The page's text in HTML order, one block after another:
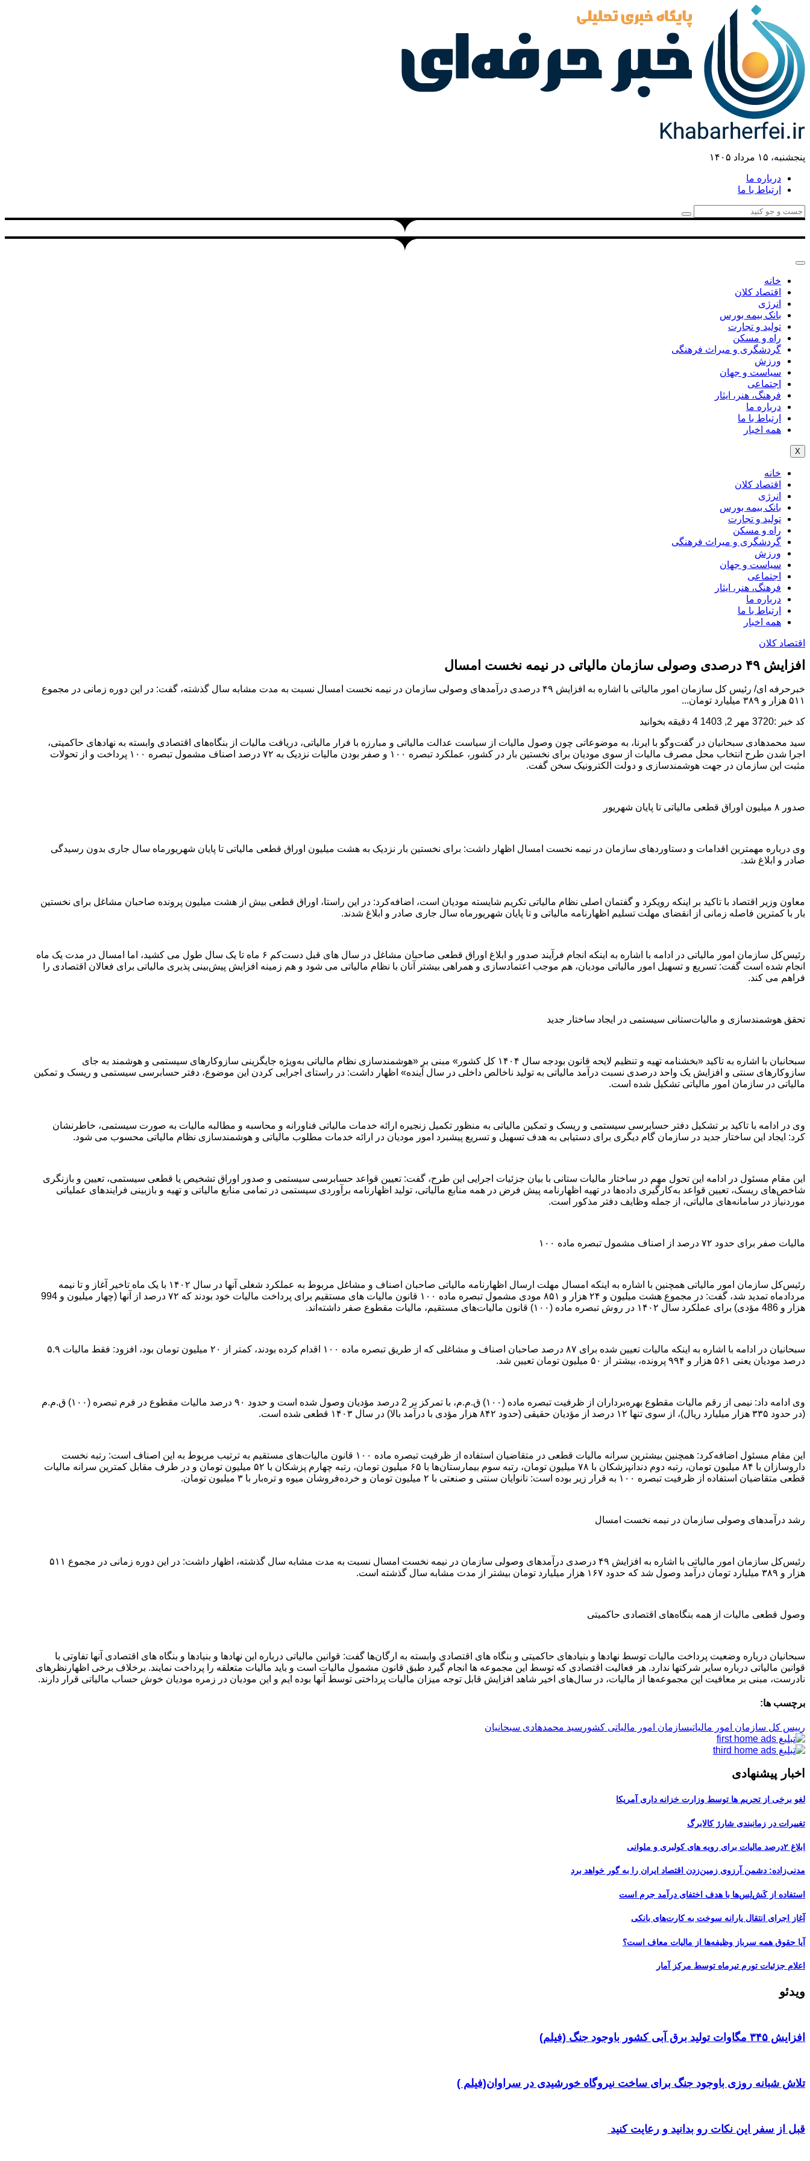
پنجشنبه، ۱۵ مرداد ۱۴۰۵
درباره ما
ارتباط با ما
خانه
اقتصاد کلان
انرژی
بانک بیمه بورس
تولید و تجارت
راه و مسکن
گردشگری و میراث فرهنگی
ورزش
سیاست و جهان
اجتماعی
فرهنگ، هنر، ایثار
درباره ما
ارتباط با ما
همه اخبار
X
خانه
اقتصاد کلان
انرژی
بانک بیمه بورس
تولید و تجارت
راه و مسکن
گردشگری و میراث فرهنگی
ورزش
سیاست و جهان
اجتماعی
فرهنگ، هنر، ایثار
درباره ما
ارتباط با ما
همه اخبار
اقتصاد کلان
افزایش ۴۹ درصدی وصولی سازمان مالیاتی در نیمه نخست امسال
خبرحرفه ای/ رئیس ‌کل سازمان امور مالیاتی با اشاره به افزایش ۴۹ درصدی درآمدهای وصولی سازمان در نیمه نخست امسال نسبت به مدت مشابه سال گذشته، گفت: در این دوره زمانی در مجموع
۵۱۱ هزار و ۳۸۹ میلیارد تومان...
کد خبر :3720 مهر 2, 1403 4 دقیقه بخوانید
سید محمدهادی سبحانیان در گفت‌وگو با ایرنا، به موضوعاتی چون وصول مالیات از سیاست عدالت مالیاتی و مبارزه با فرار مالیاتی، دریافت مالیات از بنگاه‌های اقتصادی وابسته به نهادهای حاکمیتی،
اجرا شدن طرح انتخاب محل مصرف مالیات از سوی مودیان برای نخستین بار در کشور، عملکرد تبصره ۱۰۰ و صفر بودن مالیات نزدیک به ۷۲ درصد اصناف مشمول تبصره ۱۰۰ پرداخت و از تحولات
مثبت این سازمان در جهت هوشمندسازی و دولت الکترونیک سخن گفت.
صدور ۸ میلیون اوراق قطعی مالیاتی تا پایان شهریور
وی درباره مهمترین اقدامات و دستاوردهای سازمان در نیمه نخست امسال اظهار داشت: برای نخستین بار نزدیک به هشت میلیون اوراق قطعی مالیاتی تا پایان شهریورماه سال جاری بدون رسیدگی
صادر و ابلاغ شد.
معاون وزیر اقتصاد با تاکید بر اینکه رویکرد و گفتمان اصلی نظام مالیاتی تکریم شایسته مودیان است، اضافه‌کرد: در این راستا، اوراق قطعی بیش از هشت میلیون پرونده صاحبان مشاغل برای نخستین
بار با کمترین فاصله زمانی از انقضای مهلت تسلیم اظهارنامه مالیاتی و تا پایان شهریورماه سال جاری صادر و ابلاغ شدند.
رئیس‌کل سازمان امور مالیاتی در ادامه با اشاره به اینکه انجام فرآیند صدور و ابلاغ اوراق قطعی صاحبان مشاغل در سال های قبل دست‌کم ۶ ماه تا یک سال طول می کشید، اما امسال در مدت یک ماه
انجام شده است گفت: تسریع و تسهیل امور مالیاتی مودیان، هم موجب اعتمادسازی و همراهی بیشتر آنان با نظام مالیاتی می شود و هم زمینه افزایش پیش‌بینی پذیری مالیاتی برای فعالان اقتصادی را
فراهم می کند.
تحقق هوشمندسازی و مالیات‌ستانی سیستمی در ایجاد ساختار جدید
سبحانیان با اشاره به تاکید «بخشنامه تهیه و تنظیم لایحه قانون بودجه سال ۱۴۰۴ کل کشور» مبنی بر «هوشمندسازی نظام مالیاتی به‌ویژه جایگزینی سازوکارهای سیستمی و هوشمند به جای
سازوکارهای سنتی و افزایش یک واحد درصدی نسبت درآمد مالیاتی به تولید ناخالص داخلی در سال آینده» اظهار داشت: در راستای اجرایی کردن این موضوع، دفتر حسابرسی سیستمی و ریسک و تمکین
مالیاتی در سازمان امور مالیاتی تشکیل شده است.
وی در ادامه با تاکید بر تشکیل دفتر حسابرسی سیستمی و ریسک و تمکین مالیاتی به منظور تکمیل زنجیره ارائه خدمات مالیاتی فناورانه و محاسبه و مطالبه مالیات به صورت سیستمی، خاطرنشان
کرد: ایجاد این ساختار جدید در سازمان گام دیگری برای دستیابی به هدف تسهیل و تسریع پیشبرد امور مودیان در ارائه خدمات مطلوب مالیاتی و هوشمندسازی نظام مالیاتی محسوب می شود.
این مقام مسئول در ادامه این تحول مهم در ساختار مالیات ستانی با بیان جزئیات اجرایی این طرح، گفت: تعیین قواعد حسابرسی سیستمی و صدور اوراق تشخیص یا قطعی سیستمی، تعیین و بازنگری
شاخص‌های ریسک، تعیین قواعد به‌کارگیری داده‌ها در تهیه اظهارنامه پیش فرض در همه منابع مالیاتی، تولید اظهارنامه برآوردی سیستمی در تمامی منابع مالیاتی و تهیه و بازبینی فرایندهای عملیاتی
موردنیاز در سامانه‌های مالیاتی، از جمله وظایف دفتر مذکور است.
مالیات صفر برای حدود ۷۲ درصد از اصناف مشمول تبصره ماده ۱۰۰
رئیس‌کل سازمان امور مالیاتی همچنین با اشاره به اینکه امسال مهلت ارسال اظهارنامه مالیاتی صاحبان اصناف و مشاغل مربوط به عملکرد شغلی آنها در سال ۱۴۰۲ با یک ماه تاخیر آغاز و تا نیمه
مردادماه تمدید شد، گفت: در مجموع هشت میلیون و ۲۴ هزار و ۸۵۱ مودی مشمول تبصره ماده ۱۰۰ قانون مالیات های مستقیم برای پرداخت مالیات خود بودند که ۷۲ درصد از آنها (چهار میلیون و 994
هزار و 486 مؤدی) برای عملکرد سال ۱۴۰۲ در روش تبصره ماده (۱۰۰) قانون مالیات‌های مستقیم، مالیات مقطوع صفر داشته‌اند
.
سبحانیان در ادامه با اشاره به اینکه مالیات تعیین شده برای ۸۷ درصد صاحبان اصناف و مشاغلی که از طریق تبصره ماده ۱۰۰ اقدام کرده بودند، کمتر از ۲۰ میلیون تومان بود، افزود: فقط مالیات ۵.۹
درصد مودیان یعنی ۵۶۱ هزار و ۹۹۴ پرونده، بیشتر از ۵۰ میلیون تومان تعیین شد
.
وی ادامه داد: نیمی از رقم مالیات مقطوع بهره‌برداران از ظرفیت تبصره ماده (۱۰۰) ق.م.م، با تمرکز بر 2 درصد مؤدیان وصول شده است و حدود ۹۰ درصد مالیات مقطوع در فرم تبصره (۱۰۰) ق.م.م
(در حدود ۳۳۵ هزار میلیارد ریال)، از سوی تنها ۱۲ درصد از مؤدیان حقیقی (حدود ۸۴۲ هزار مؤدی با درآمد بالا) در سال ۱۴۰۳ قطعی شده است
.
این مقام مسئول اضافه‌کرد: همچنین بیشترین سرانه مالیات قطعی در متقاضیان استفاده از ظرفیت تبصره ماده ۱۰۰ قانون مالیات‌های مستقیم به ترتیب مربوط به این اصناف است: رتبه نخست
داروسازان با ۸۴ میلیون تومان، رتبه دوم دندانپزشکان با ۷۸ میلیون تومان، رتبه سوم بیمارستان‌ها با ۶۵ میلیون تومان، رتبه چهارم پزشکان با ۵۲ میلیون تومان و در طرف مقابل کمترین سرانه مالیات
قطعی متقاضیان استفاده از ظرفیت تبصره ۱۰۰ به قرار زیر بوده است: نانوایان سنتی و صنعتی با ۲ میلیون تومان و خرده‌فروشان میوه و تره‌بار با ۳ میلیون تومان
.
رشد درآمدهای وصولی سازمان در نیمه نخست امسال
رئیس‌کل سازمان امور مالیاتی با اشاره به افزایش ۴۹ درصدی درآمدهای وصولی سازمان در نیمه نخست امسال نسبت به مدت مشابه سال گذشته، اظهار داشت: در این دوره زمانی در مجموع ۵۱۱
هزار و ۳۸۹ میلیارد تومان درآمد وصول شد که حدود ۱۶۷ هزار میلیارد تومان بیشتر از مدت مشابه سال گذشته است
.
وصول قطعی مالیات از همه بنگاه‌های اقتصادی حاکمیتی
سبحانیان درباره وضعیت پرداخت مالیات توسط نهادها و بنیادهای حاکمیتی و بنگاه های اقتصادی وابسته به ارگان‌ها گفت: قوانین مالیاتی درباره این نهادها و بنیادها و بنگاه های اقتصادی آنها تفاوتی با
قوانین مالیاتی درباره سایر شرکتها ندارد. هر فعالیت اقتصادی که توسط این مجموعه ها انجام گیرد طبق قانون مشمول مالیات است و باید مالیات متعلقه را پرداخت نمایند. برخلاف برخی اظهارنظرهای
نادرست، مبنی بر معافیت این مجموعه‌ها از مالیات، در سال‌های اخیر شاهد افزایش قابل توجه میزان مالیات پرداختی توسط آنها بوده ایم و این مودیان در زمره مودیان خوش حساب مالیاتی قرار دارند.
برچسب ها:
رییس کل سازمان امور مالیاتیسازمان امور مالیاتی کشور سید محمدهادی سبحانیان
اخبار پیشنهادی
لغو برخی از تحریم ها توسط وزارت خزانه داری آمریکا
تغییرات در زمانبندی‌ شارژ کالابرگ
ابلاغ ۲درصد مالیات برای رویه های کولبری و ملوانی
مدنی‌زاده: دشمن آرزوی زمین‌زدن اقتصاد ایران را به گور خواهد برد
استفاده از کَش‏‌لِس‌‏ها با هدف اختفای درآمد جرم است
آغاز اجرای انتقال یارانه سوخت به کارت‌های بانکی
آیا حقوق همه سرباز وظیفه‌ها از مالیات معاف است؟
اعلام جزئیات تورم تیرماه توسط مرکز آمار
ویدئو
افزایش ۳۴۵ مگاوات تولید برق آبی کشور باوجود جنگ (فیلم)
تلاش شبانه روزی باوجود جنگ برای ساخت نیروگاه خورشیدی در سراوان(فیلم )
قبل از سفر این نکات رو بدانید و رعایت کنید ‌